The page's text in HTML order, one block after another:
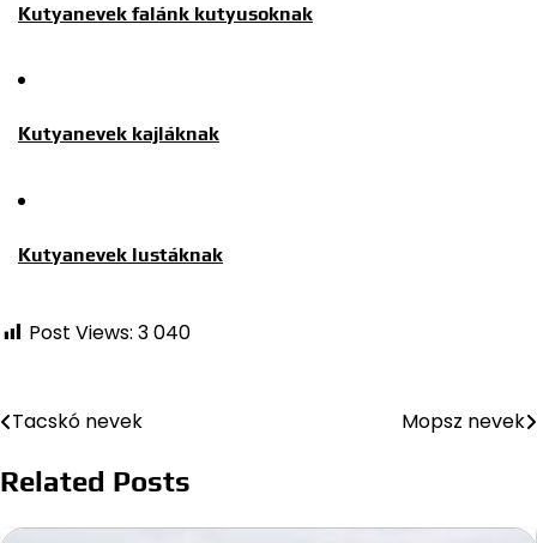
Kutyanevek falánk kutyusoknak
Kutyanevek kajláknak
Kutyanevek lustáknak
Post Views: 3 040
Bejegyzés
navigáció
Tacskó nevek Mopsz nevek
Related Posts